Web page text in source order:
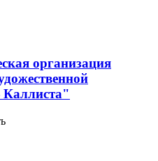
организация
Каллиста"